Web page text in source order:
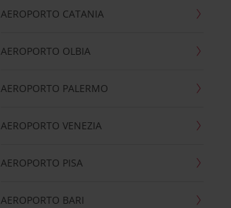
AEROPORTO CATANIA
AEROPORTO OLBIA
AEROPORTO PALERMO
AEROPORTO VENEZIA
AEROPORTO PISA
AEROPORTO BARI